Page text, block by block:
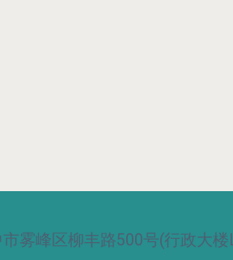
市雾峰区柳丰路500号(行政大